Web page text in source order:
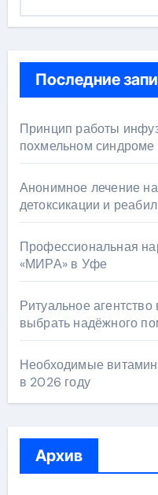
Последние
Принцип работы
похмельном синдроме
Анонимное лечение
детоксикации и
Профессиональная
«МИРА» в Уфе
Ритуальное
выбрать надёжного
Необходимые
в 2026 году
Архив